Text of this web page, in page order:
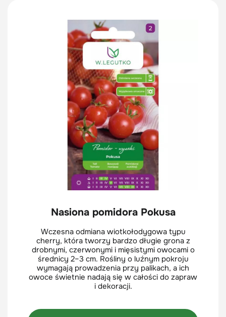
Nasiona pomidora Pokusa
Wczesna odmiana wiotkołodygowa typu
cherry, która tworzy bardzo długie grona z
drobnymi, czerwonymi i mięsistymi owocami o
średnicy 2–3 cm. Rośliny o luźnym pokroju
wymagają prowadzenia przy palikach, a ich
owoce świetnie nadają się w całości do zapraw
i dekoracji.